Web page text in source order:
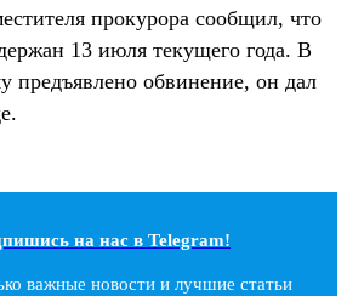
прокурора сообщил, что
13 июля текущего года. В
предъявлено обвинение, он дал
на наc в Telegram!
важные новости и лучшие статьи